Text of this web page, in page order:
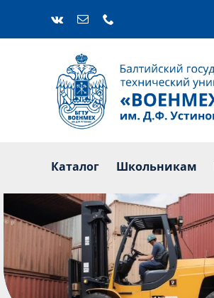
content
Каталог Школьникам